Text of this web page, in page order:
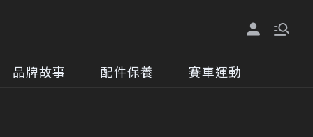
品牌故事 配件保養 賽車運動